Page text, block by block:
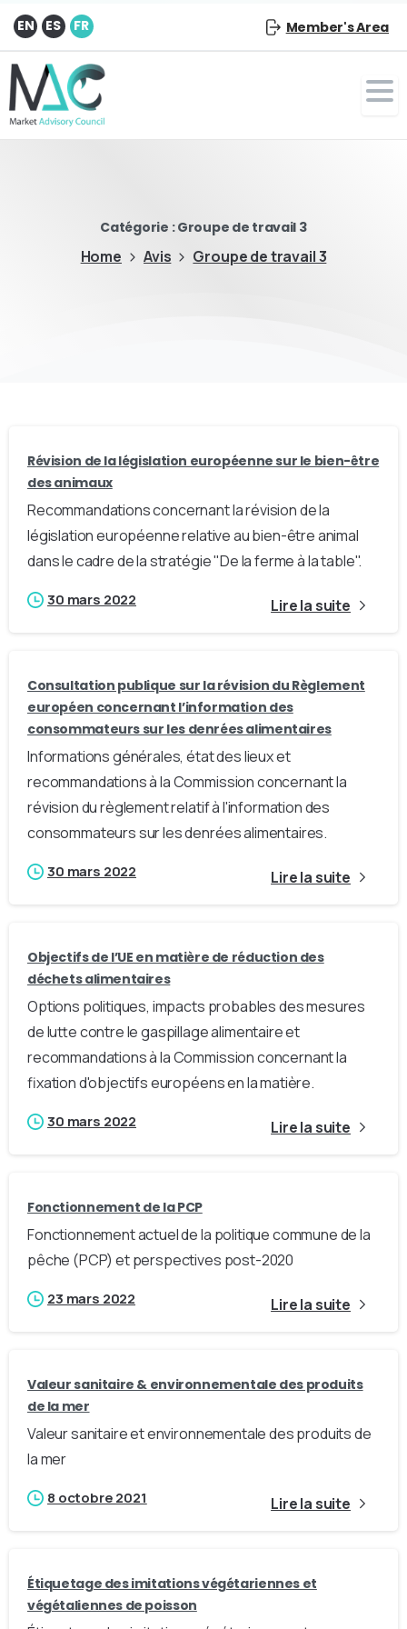
EN ES FR Member's Area
Catégorie :Groupe de travail 3
Home Avis Groupe de travail 3
Révision de la législation européenne sur le bien-être
des animaux
Recommandations concernant la révision de la
législation européenne relative au bien-être animal
dans le cadre de la stratégie "De la ferme à la table".
30 mars 2022 Lire la suite
Consultation publique sur la révision du Règlement
européen concernant l’information des
consommateurs sur les denrées alimentaires
Informations générales, état des lieux et
recommandations à la Commission concernant la
révision du règlement relatif à l'information des
consommateurs sur les denrées alimentaires.
30 mars 2022 Lire la suite
Objectifs de l’UE en matière de réduction des
déchets alimentaires
Options politiques, impacts probables des mesures
de lutte contre le gaspillage alimentaire et
recommandations à la Commission concernant la
fixation d'objectifs européens en la matière.
30 mars 2022 Lire la suite
Fonctionnement de la PCP
Fonctionnement actuel de la politique commune de la
pêche (PCP) et perspectives post-2020
23 mars 2022 Lire la suite
Valeur sanitaire & environnementale des produits
de la mer
Valeur sanitaire et environnementale des produits de
la mer
8 octobre 2021 Lire la suite
Étiquetage des imitations végétariennes et
végétaliennes de poisson